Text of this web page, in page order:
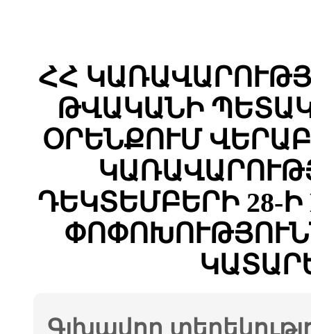
ՀՀ
ԹՎԱԿԱՆԻ
ՕՐԵՆՔՈՒՄ
ԴԵԿՏԵՄԲԵՐԻ 28-Ի
Գլխավոր